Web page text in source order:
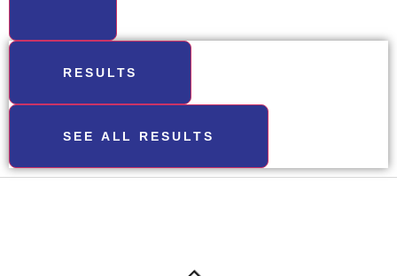
RESULTS
SEE ALL RESULTS